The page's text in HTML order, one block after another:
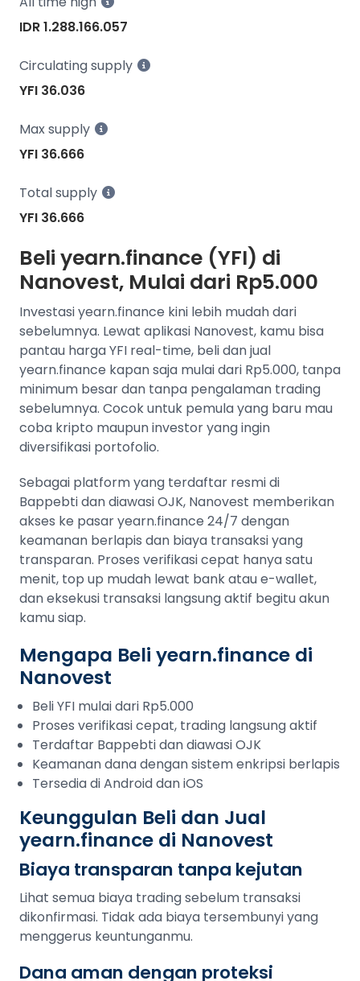
IDR 1.288.166.057
Circulating supply
YFI 36.036
Max supply
YFI 36.666
Total supply
YFI 36.666
Beli yearn.finance (YFI) di
Nanovest, Mulai dari Rp5.000
Investasi yearn.finance kini lebih mudah dari
sebelumnya. Lewat aplikasi Nanovest, kamu bisa
pantau harga YFI real-time, beli dan jual
yearn.finance kapan saja mulai dari Rp5.000, tanpa
minimum besar dan tanpa pengalaman trading
sebelumnya. Cocok untuk pemula yang baru mau
coba kripto maupun investor yang ingin
diversifikasi portofolio.
Sebagai platform yang terdaftar resmi di
Bappebti dan diawasi OJK, Nanovest memberikan
akses ke pasar yearn.finance 24/7 dengan
keamanan berlapis dan biaya transaksi yang
transparan. Proses verifikasi cepat hanya satu
menit, top up mudah lewat bank atau e-wallet,
dan eksekusi transaksi langsung aktif begitu akun
kamu siap.
Mengapa Beli yearn.finance di
Nanovest
Beli YFI mulai dari Rp5.000
Proses verifikasi cepat, trading langsung aktif
Terdaftar Bappebti dan diawasi OJK
Keamanan dana dengan sistem enkripsi berlapis
Tersedia di Android dan iOS
Keunggulan Beli dan Jual
yearn.finance di Nanovest
Biaya transparan tanpa kejutan
Lihat semua biaya trading sebelum transaksi
dikonfirmasi. Tidak ada biaya tersembunyi yang
menggerus keuntunganmu.
Dana aman dengan proteksi